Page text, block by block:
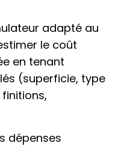
adapté au
le coût
en tenant
(superficie, type
dépenses